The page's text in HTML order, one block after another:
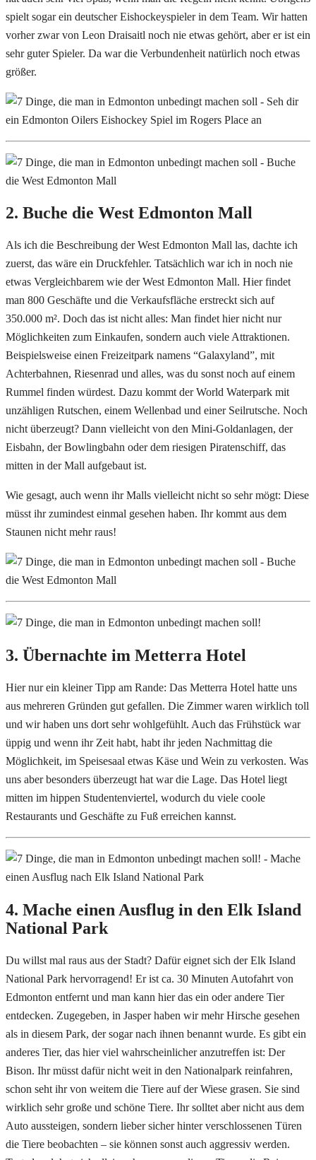
spielt sogar ein deutscher Eishockeyspieler in dem Team. Wir hatten
vorher zwar von Leon Draisaitl noch nie etwas gehört, aber er ist ein
sehr guter Spieler. Da war die Verbundenheit natürlich noch etwas
größer.
2. Buche die West Edmonton Mall
Als ich die Beschreibung der West Edmonton Mall las, dachte ich
zuerst, das wäre ein Druckfehler. Tatsächlich war ich in noch nie
etwas Vergleichbarem wie der West Edmonton Mall. Hier findet
man 800 Geschäfte und die Verkaufsfläche erstreckt sich auf
350.000 m². Doch das ist nicht alles: Man findet hier nicht nur
Möglichkeiten zum Einkaufen, sondern auch viele Attraktionen.
Beispielsweise einen Freizeitpark namens “Galaxyland”, mit
Achterbahnen, Riesenrad und alles, was du sonst noch auf einem
Rummel finden würdest. Dazu kommt der World Waterpark mit
unzähligen Rutschen, einem Wellenbad und einer Seilrutsche. Noch
nicht überzeugt? Dann vielleicht von den Mini-Goldanlagen, der
Eisbahn, der Bowlingbahn oder dem riesigen Piratenschiff, das
mitten in der Mall aufgebaut ist.
Wie gesagt, auch wenn ihr Malls vielleicht nicht so sehr mögt: Diese
müsst ihr zumindest einmal gesehen haben. Ihr kommt aus dem
Staunen nicht mehr raus!
3. Übernachte im Metterra Hotel
Hier nur ein kleiner Tipp am Rande: Das Metterra Hotel hatte uns
aus mehreren Gründen gut gefallen. Die Zimmer waren wirklich toll
und wir haben uns dort sehr wohlgefühlt. Auch das Frühstück war
üppig und wenn ihr Zeit habt, habt ihr jeden Nachmittag die
Möglichkeit, im Speisesaal etwas Käse und Wein zu verkosten. Was
uns aber besonders überzeugt hat war die Lage. Das Hotel liegt
mitten im hippen Studentenviertel, wodurch du viele coole
Restaurants und Geschäfte zu Fuß erreichen kannst.
4. Mache einen Ausflug in den Elk Island
National Park
Du willst mal raus aus der Stadt? Dafür eignet sich der Elk Island
National Park hervorragend! Er ist ca. 30 Minuten Autofahrt von
Edmonton entfernt und man kann hier das ein oder andere Tier
entdecken. Zugegeben, in Jasper haben wir mehr Hirsche gesehen
als in diesem Park, der sogar nach ihnen benannt wurde. Es gibt ein
anderes Tier, das hier viel wahrscheinlicher anzutreffen ist: Der
Bison. Ihr müsst dafür nicht weit in den Nationalpark reinfahren,
schon seht ihr von weitem die Tiere auf der Wiese grasen. Sie sind
wirklich sehr große und schöne Tiere. Ihr solltet aber nicht aus dem
Auto aussteigen, sondern lieber sicher hinter verschlossenen Türen
die Tiere beobachten – sie können sonst auch aggressiv werden.